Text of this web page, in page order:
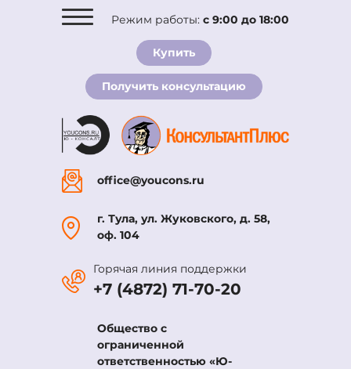
Услуги
Новости
Вакансии
Контакты
Режим работы: с 9:00 до 18:00
Купить
Получить консультацию
office@youcons.ru
г. Тула, ул. Жуковского, д. 58,
оф. 104
Горячая линия поддержки
+7 (4872) 71-70-20
Общество с
ограниченной
ответственностью «Ю-